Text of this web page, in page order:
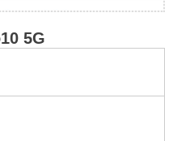
5G
5G
5G